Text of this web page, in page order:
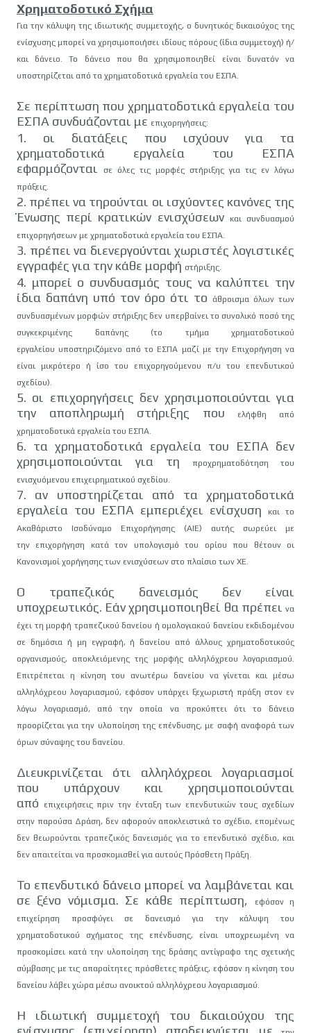
Χρηματοδοτικό Σχήμα
Για την κάλυψη της ιδιωτικής συμμετοχής, ο δυνητικός δικαιούχος της
ενίσχυσηςμπορεί να χρησιμοποιήσει ιδίους πόρους (ίδια συμμετοχή) ή/
και δάνειο. Το δάνειο που θα χρησιμοποιηθεί είναι δυνατόν να
υποστηρίζεται από τα χρηματοδοτικά εργαλεία του ΕΣΠΑ.
Σε περίπτωση που χρηματοδοτικά εργαλεία του
ΕΣΠΑ συνδυάζονται με επιχορηγήσεις:
1. οι διατάξεις που ισχύουν για τα
χρηματοδοτικά εργαλεία του ΕΣΠΑ
εφαρμόζονται
σε όλες τις μορφές στήριξης για τις εν λόγω
πράξεις.
2. πρέπει να τηρούνται οι ισχύοντες κανόνες της
Ένωσης περί κρατικών ενισχύσεων και συνδυασμού
επιχορηγήσεων με χρηματοδοτικά εργαλεία του ΕΣΠΑ.
3. πρέπει να διενεργούνται χωριστές λογιστικές
εγγραφές για την κάθε μορφή στήριξης.
4. μπορεί ο συνδυασμός τους να καλύπτει την
ίδια δαπάνη υπό τον όρο ότι το άθροισμα όλων των
συνδυασμένων μορφών στήριξης δεν υπερβαίνει το συνολικό ποσό της
συγκεκριμένης δαπάνης (το τμήμα χρηματοδοτικού
εργαλείουυποστηριζόμενο από το ΕΣΠΑ μαζί με την Επιχορήγηση να
είναι μικρότερο ή ίσο του επιχορηγούμενου π/υ του επενδυτικού
σχεδίου).
5. οι επιχορηγήσεις δεν χρησιμοποιούνται για
την αποπληρωμή στήριξης που
ελήφθη από
χρηματοδοτικά εργαλεία του ΕΣΠΑ.
6. τα χρηματοδοτικά εργαλεία του ΕΣΠΑ δεν
χρησιμοποιούνται για τη
προχρηματοδότηση του
ενισχυόμενου επιχειρηματικού σχεδίου.
7. αν υποστηρίζεται από τα χρηματοδοτικά
εργαλεία του ΕΣΠΑ εμπεριέχει ενίσχυση
και το
Ακαθάριστο Ισοδύναμο Επιχορήγησης (ΑΙΕ) αυτής σωρεύει με
την επιχορήγηση κατά τον υπολογισμό του ορίου που θέτουν οι
Κανονισμοί χορήγησης των ενισχύσεων στο πλαίσιο των ΧΕ.
Ο τραπεζικός δανεισμός δεν είναι
υποχρεωτικός. Εάν χρησιμοποιηθεί θα πρέπει να
έχει τη μορφή τραπεζικού δανείου ή ομολογιακού δανείου εκδιδομένου
σε δημόσια ή μη εγγραφή, ή δανείου από άλλους χρηματοδοτικούς
οργανισμούς,αποκλειόμενης της μορφής αλληλόχρεου λογαριασμού.
Επιτρέπεται η κίνηση τουανωτέρω δανείου να γίνεται και μέσω
αλληλόχρεου λογαριασμού, εφόσον υπάρχει ξεχωριστή πράξη στον εν
λόγω λογαριασμό, από την οποία να προκύπτει ότι το δάνειο
προορίζεται για την υλοποίηση της επένδυσης, με σαφή αναφορά των
όρων σύναψης του δανείου.
Διευκρινίζεται ότι αλληλόχρεοι λογαριασμοί
που υπάρχουν και χρησιμοποιούνται
από
επιχειρήσεις πριν την ένταξη των επενδυτικών τους σχεδίων
στην παρούσα Δράση, δεν αφορούν αποκλειστικά το σχέδιο, επομένως
δεν θεωρούνται τραπεζικόςδανεισμός για το επενδυτικό σχέδιο, και
δεν απαιτείται να προσκομισθεί για αυτούς Πρόσθετη Πράξη.
Το επενδυτικό δάνειο μπορεί να λαμβάνεται και
σε ξένο νόμισμα. Σε κάθε περίπτωση,
εφόσον η
επιχείρηση προσφύγει σε δανεισμό για την κάλυψη του
χρηματοδοτικούσχήματος της επένδυσης, είναι υποχρεωμένη να
προσκομίσει κατά την υλοποίηση της δράσης αντίγραφο της σχετικής
σύμβασης με τις απαραίτητες πρόσθετες πράξεις, εφόσον η κίνηση του
δανείου λάβει χώρα μέσω ανοικτού αλληλόχρεου λογαριασμού.
Η ιδιωτική συμμετοχή του δικαιούχου της